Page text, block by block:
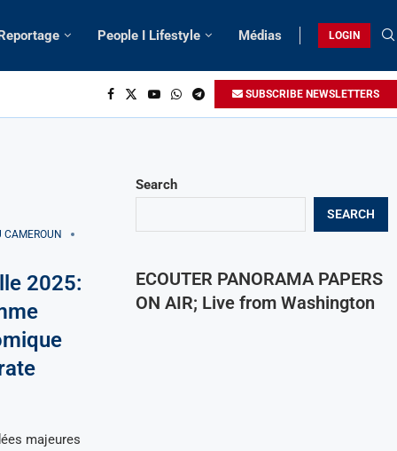
People I Lifestyle Médias LOGIN
SUBSCRIBE NEWSLETTERS
CAMEROUN
2025:
majeures
Search
SEARCH
ECOUTER PANORAMA PAPERS
ON AIR; Live from Washington